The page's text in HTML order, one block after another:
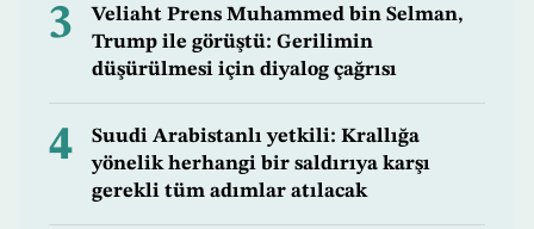
3
Veliaht Prens Muhammed bin Selman,
Trump ile görüştü: Gerilimin
düşürülmesi için diyalog çağrısı
4
Suudi Arabistanlı yetkili: Krallığa
yönelik herhangi bir saldırıya karşı
gerekli tüm adımlar atılacak